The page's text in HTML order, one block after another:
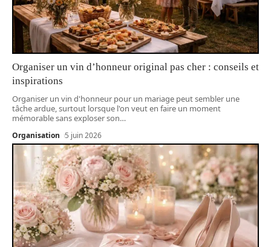
Organiser un vin d’honneur original pas cher : conseils et
inspirations
Organiser un vin d'honneur pour un mariage peut sembler une
tâche ardue, surtout lorsque l'on veut en faire un moment
mémorable sans exploser son…
Organisation 5 juin 2026